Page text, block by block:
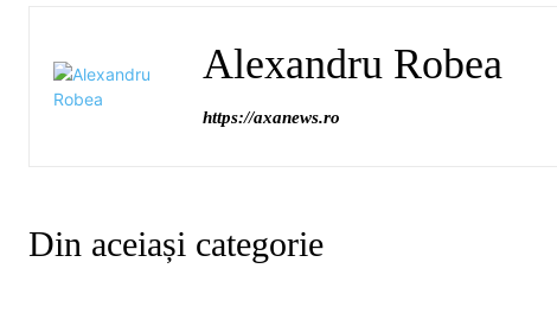
Alexandru Robea
https://axanews.ro
Din aceiași categorie